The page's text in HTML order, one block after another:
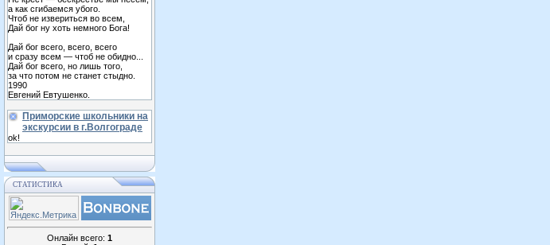
а как сгибаемся убого.
Чтоб не извериться во всем,
Дай бог ну хоть немного Бога!
Дай бог всего, всего, всего
и сразу всем — чтоб не обидно...
Дай бог всего, но лишь того,
за что потом не станет стыдно.
1990
Евгений Евтушенко.
Приморские школьники на
экскурсии в г.Волгограде
ok!
СТАТИСТИКА
Онлайн всего: 1